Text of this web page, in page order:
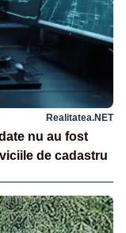
Realitatea.NET
nu au fost
de cadastru